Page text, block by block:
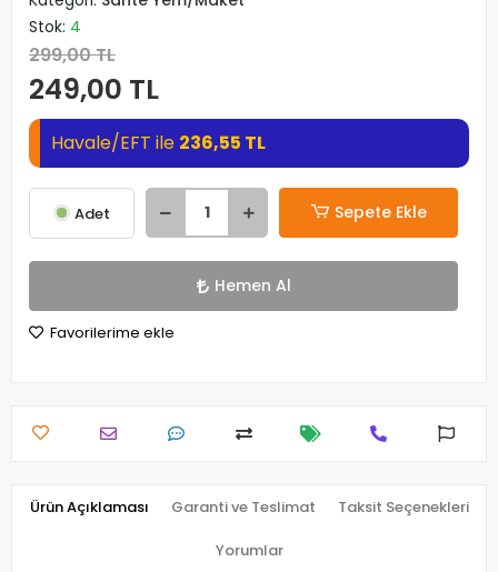
Stok: 4
299,00 TL
249,00 TL
Havale/EFT ile 236,55 TL
Adet Sepete Ekle
Hemen Al
Favorilerime ekle
Ürün Açıklaması Garanti ve Teslimat Taksit Seçenekleri
Yorumlar